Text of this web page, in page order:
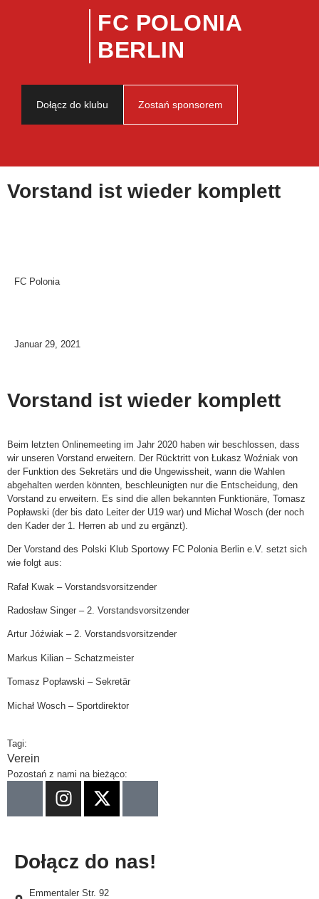
FC POLONIA
BERLIN
Dołącz do klubu Zostań sponsorem
Vorstand ist wieder komplett
FC Polonia
Januar 29, 2021
Dołącz do nas!
Emmentaler Str. 92
Vorstand ist wieder komplett
Beim letzten Onlinemeeting im Jahr 2020 haben wir beschlossen, dass
wir unseren Vorstand erweitern. Der Rücktritt von Łukasz Woźniak von
der Funktion des Sekretärs und die Ungewissheit, wann die Wahlen
abgehalten werden könnten, beschleunigten nur die Entscheidung, den
Vorstand zu erweitern. Es sind die allen bekannten Funktionäre, Tomasz
Popławski (der bis dato Leiter der U19 war) und Michał Wosch (der noch
den Kader der 1. Herren ab und zu ergänzt).
Der Vorstand des Polski Klub Sportowy FC Polonia Berlin e.V. setzt sich
wie folgt aus:
Rafał Kwak – Vorstandsvorsitzender
Radosław Singer – 2. Vorstandsvorsitzender
Artur Jóźwiak – 2. Vorstandsvorsitzender
Markus Kilian – Schatzmeister
Tomasz Popławski – Sekretär
Michał Wosch – Sportdirektor
Tagi:
Verein
Pozostań z nami na bieżąco: